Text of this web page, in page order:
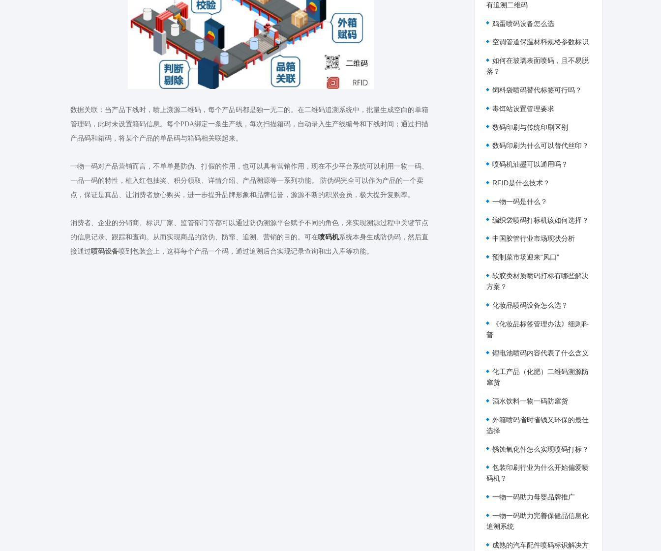
数据关联：当产品下线时，喷上溯源二维码，每个产品码都是独一无二的。在二维码追溯系统中，批量生成空白的单箱
管理码，此时未设置箱码信息。每个PDA绑定一条生产线，每次扫描箱码，自动录入生产线编号和下线时间；通过扫描
产品码和箱码，将某个产品的单品码与箱码相关联起来。
一物一码对产品营销而言，不单单是防伪、打假的作用，也可以具有营销作用，现在不少平台系统可以利用一物一码、
一品一码的特性，植入红包抽奖、积分领取、详情介绍、产品溯源等一系列功能。 防伪码完全可以作为产品的一个卖
点，保证是真品、让消费者放心购买，进一步提升品牌形象和品牌信誉，源源不断的积累会员，极大提升复购率。
消费者、企业的分销商、标识厂家、监管部门等都可以通过防伪溯源平台赋予不同的角色，来实现溯源过程中关键节点
的信息记录、跟踪和查询。从而实现商品的防伪、防窜、追溯、营销的目的。可在喷码机系统本身生成防伪码，然后直
接通过喷码设备喷到包装盒上，这样每个产品一个码，通过追溯后台实现记录查询和出入库等功能。
有追溯二维码
鸡蛋喷码设备怎么选
空调管道保温材料规格参数标识
如何在玻璃表面喷码，且不易脱
落？
饲料袋喷码替代标签可行吗？
毒饵站设置管理要求
数码印刷与传统印刷区别
数码印刷为什么可以替代丝印？
喷码机油墨可以通用吗？
RFID是什么技术？
一物一码是什么？
编织袋喷码打标机该如何选择？
中国胶管行业市场现状分析
预制菜市场迎来“风口”
软胶类材质喷码打标有哪些解决
方案？
化妆品喷码设备怎么选？
《化妆品标签管理办法》细则科
普
锂电池喷码内容代表了什么含义
化工产品（化肥）二维码溯源防
窜货
酒水饮料一物一码防窜货
外箱喷码省时省钱又环保的最佳
选择
锈蚀氧化件怎么实现喷码打标？
包装印刷行业为什么开始偏爱喷
码机？
一物一码助力母婴品牌推广
一物一码助力完善保健品信息化
追溯系统
成熟的汽车配件喷码标识解决方